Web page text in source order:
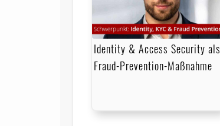
Identity & Access Security als
Fraud-Prevention-Maßnahme